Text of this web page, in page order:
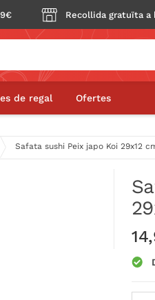
Recollida gratuïta a
de regal Ofertes
Safata sushi Peix japo Koi 29x12